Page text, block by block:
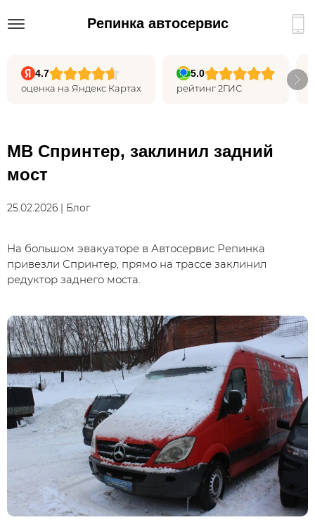
Репинка автосервис
4.7
оценка на Яндекс Картах
5.0
рейтинг 2ГИС
МВ Спринтер, заклинил задний
мост
25.02.2026 | Блог
На большом эвакуаторе в Автосервис Репинка
привезли Спринтер, прямо на трассе заклинил
редуктор заднего моста.